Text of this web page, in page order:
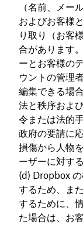
（名前、メー
およびお客様
り取り（お客
合があります
ーとお客様の
ウントの管理
編集できる場
法と秩序およ
令または法的
政府の要請に
損傷から人物
ーザーに対す
(d) Dropbox
するため、ま
するために、
た場合は、お